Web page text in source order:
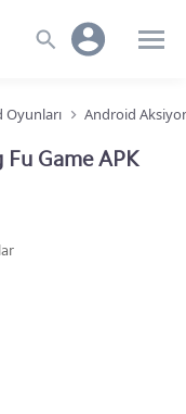
Android
Game APK